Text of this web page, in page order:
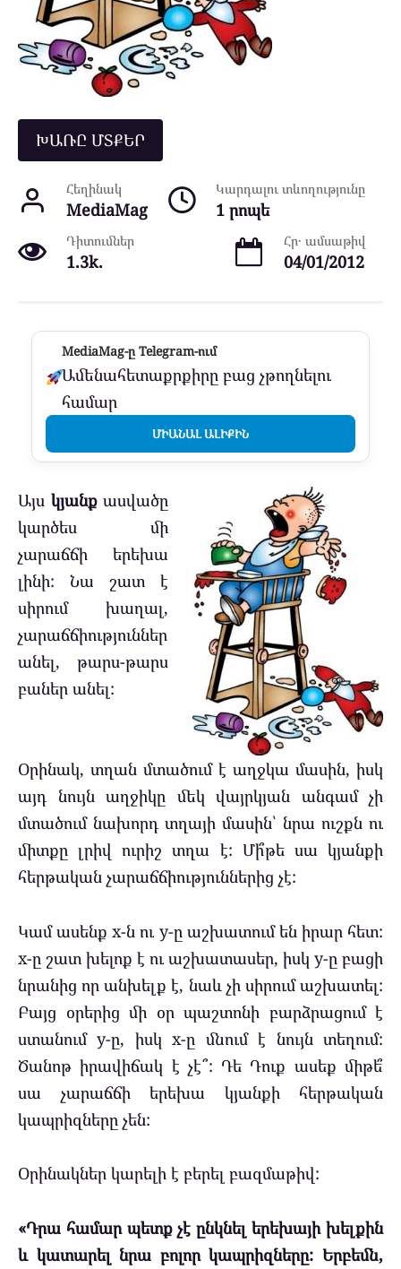
ԽԱՌԸ ՄՏՔԵՐ
Հեղինակ
MediaMag
Կարդալու տևողությունը
1 րոպե
Դիտումներ
1.3k.
Հր․ ամսաթիվ
04/01/2012
MediaMag-ը Telegram-ում
Ամենահետաքրքիրը բաց չթողնելու
համար
ՄԻԱՆԱԼ ԱԼԻՔԻՆ
Այս կյանքասվածը
կարծես մի
չարաճճի երեխա
լինի: Նա շատ է
սիրում խաղալ,
չարաճճիություններ
անել, թարս-թարս
բաներ անել:
Օրինակ, տղան մտածում է աղջկա մասին, իսկ
այդ նույն աղջիկը մեկ վայրկյան անգամ չի
մտածում նախորդ տղայի մասին՝ նրա ուշքն ու
միտքը լրիվ ուրիշ տղա է: Մի՞թե սա կյանքի
հերթական չարաճճիություններից չէ:
Կամ ասենք x-ն ու y-ը աշխատում են իրար հետ:
x-ը շատ խելոք է ու աշխատասեր, իսկ y-ը բացի
նրանից որ անխելք է, նաև չի սիրում աշխատել:
Բայց օրերից մի օր պաշտոնի բարձրացում է
ստանում y-ը, իսկ x-ը մնում է նույն տեղում:
Ծանոթ իրավիճակ է չէ՞: Դե Դուք ասեք միթե՞
սա չարաճճի երեխա կյանքի հերթական
կապրիզները չեն:
Օրինակներ կարելի է բերել բազմաթիվ:
«Դրա համար պետք չէ ընկնել երեխայի խելքին
և կատարել նրա բոլոր կապրիզները: Երբեմն,